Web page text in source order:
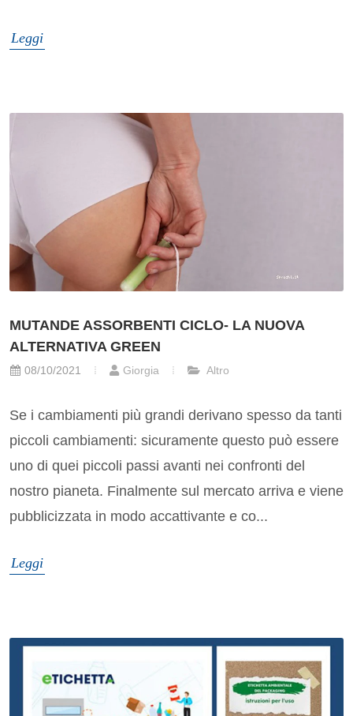
Leggi
MUTANDE ASSORBENTI CICLO- LA NUOVA
ALTERNATIVA GREEN
08/10/2021 Giorgia Altro
Se i cambiamenti più grandi derivano spesso da tanti
piccoli cambiamenti: sicuramente questo può essere
uno di quei piccoli passi avanti nei confronti del
nostro pianeta. Finalmente sul mercato arriva e viene
pubblicizzata in modo accattivante e co...
Leggi